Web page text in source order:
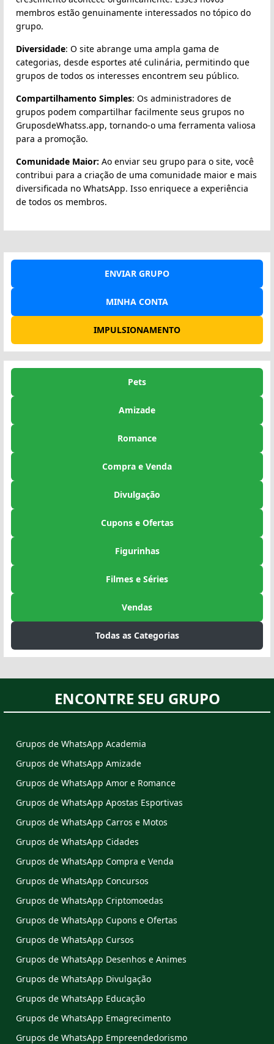
membros estão genuinamente interessados no tópico do
grupo.
Diversidade: O site abrange uma ampla gama de
categorias, desde esportes até culinária, permitindo que
grupos de todos os interesses encontrem seu público.
Compartilhamento Simples: Os administradores de
grupos podem compartilhar facilmente seus grupos no
GruposdeWhatss.app, tornando-o uma ferramenta valiosa
para a promoção.
Comunidade Maior: Ao enviar seu grupo para o site, você
contribui para a criação de uma comunidade maior e mais
diversificada no WhatsApp. Isso enriquece a experiência
de todos os membros.
ENVIAR GRUPO
MINHA CONTA
IMPULSIONAMENTO
Pets
Amizade
Romance
Compra e Venda
Divulgação
Cupons e Ofertas
Figurinhas
Filmes e Séries
Vendas
Todas as Categorias
ENCONTRE SEU GRUPO
Grupos de WhatsApp Academia
Grupos de WhatsApp Amizade
Grupos de WhatsApp Amor e Romance
Grupos de WhatsApp Apostas Esportivas
Grupos de WhatsApp Carros e Motos
Grupos de WhatsApp Cidades
Grupos de WhatsApp Compra e Venda
Grupos de WhatsApp Concursos
Grupos de WhatsApp Criptomoedas
Grupos de WhatsApp Cupons e Ofertas
Grupos de WhatsApp Cursos
Grupos de WhatsApp Desenhos e Animes
Grupos de WhatsApp Divulgação
Grupos de WhatsApp Educação
Grupos de WhatsApp Emagrecimento
Grupos de WhatsApp Empreendedorismo